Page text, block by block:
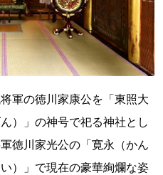
軍の徳川家康公を「東照大
）」の神号で祀る神社とし
徳川家光公の「寛永（かん
）」で現在の豪華絢爛な姿